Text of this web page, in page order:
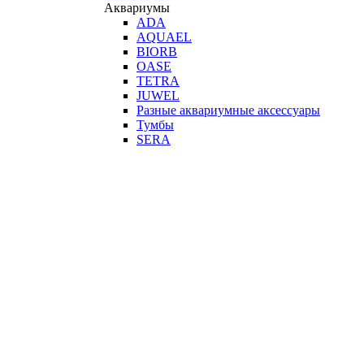
Аквариумы
ADA
AQUAEL
BIORB
OASE
TETRA
JUWEL
Разные аквариумные аксессуары
Тумбы
SERA